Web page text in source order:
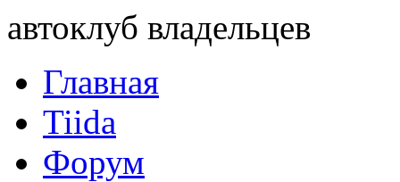
автоклуб владельцев
Главная
Tiida
Форум